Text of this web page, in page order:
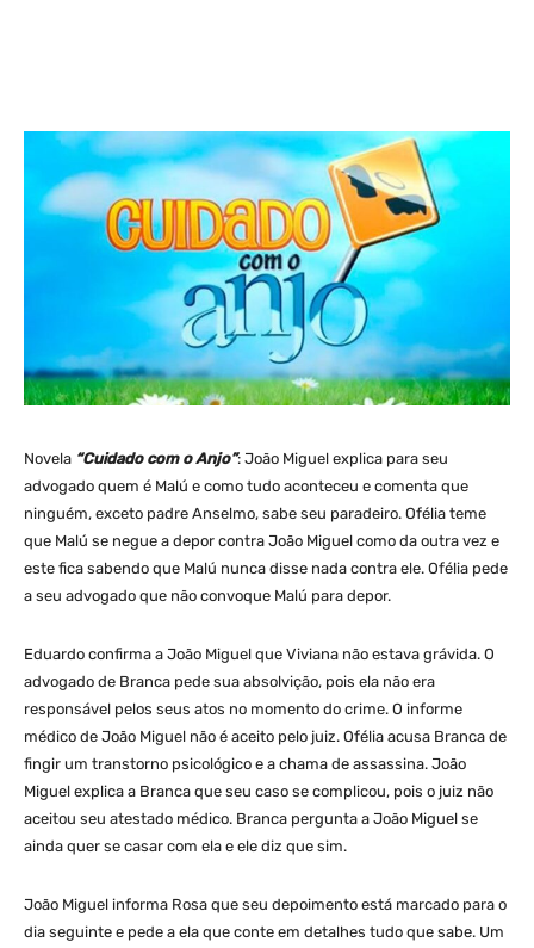
Novela “Cuidado com o Anjo”: João Miguel explica para seu
advogado quem é Malú e como tudo aconteceu e comenta que
ninguém, exceto padre Anselmo, sabe seu paradeiro. Ofélia teme
que Malú se negue a depor contra João Miguel como da outra vez e
este fica sabendo que Malú nunca disse nada contra ele. Ofélia pede
a seu advogado que não convoque Malú para depor.
Eduardo confirma a João Miguel que Viviana não estava grávida. O
advogado de Branca pede sua absolvição, pois ela não era
responsável pelos seus atos no momento do crime. O informe
médico de João Miguel não é aceito pelo juiz. Ofélia acusa Branca de
fingir um transtorno psicológico e a chama de assassina. João
Miguel explica a Branca que seu caso se complicou, pois o juiz não
aceitou seu atestado médico. Branca pergunta a João Miguel se
ainda quer se casar com ela e ele diz que sim.
João Miguel informa Rosa que seu depoimento está marcado para o
dia seguinte e pede a ela que conte em detalhes tudo que sabe. Um